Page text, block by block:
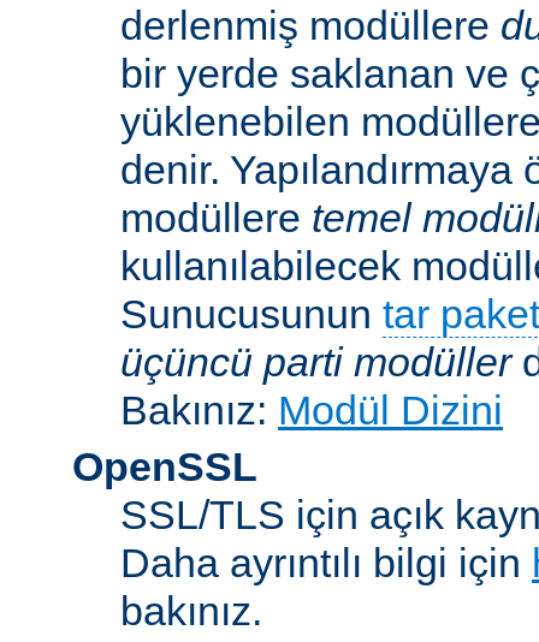
derlenmiş modüllere
bir yerde saklanan ve
yüklenebilen
denir. Yapılandırmaya
modüllere temel
kullanılabilecek
Sunucusunun tar
üçüncü parti modüller
Bakınız: Modül Dizini
OpenSSL
SSL/TLS için açık
Daha ayrıntılı bilgi için
bakınız.